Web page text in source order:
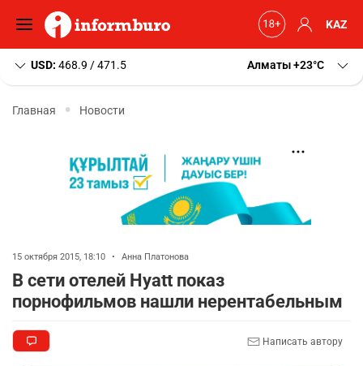
KAZ
USD: 468.9 / 471.5 Алматы+23 C
Главная Новости
15 октября 2015, 18:10 • Анна Платонова
В сети отелей Hyatt показ
порнофильмов нашли нерентабельным
Написать автору